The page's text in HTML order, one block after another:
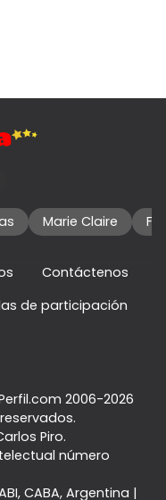
Marie Claire
Contáctenos
de participación
2006-2026
Piro.
número
, CABA, Argentina |